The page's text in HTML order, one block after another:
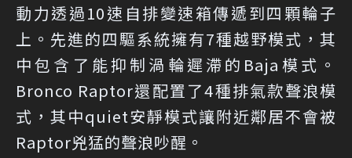
動力透過10速自排變速箱傳遞到四顆輪子
上。先進的四驅系統擁有7種越野模式，其
中包含了能抑制渦輪遲滯的Baja模式。
Bronco Raptor還配置了4種排氣款聲浪模
式，其中quiet安靜模式讓附近鄰居不會被
Raptor兇猛的聲浪吵醒。